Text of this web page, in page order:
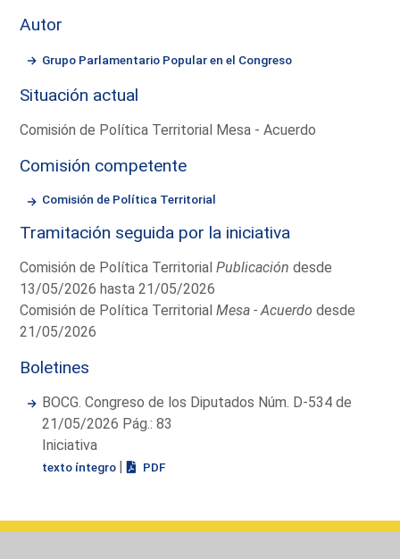
Autor
Grupo Parlamentario Popular en el Congreso
Situación actual
Comisión de Política Territorial Mesa - Acuerdo
Comisión competente
Comisión de Política Territorial
Tramitación seguida por la iniciativa
Comisión de Política TerritorialPublicación desde
13/05/2026 hasta 21/05/2026
Comisión de Política TerritorialMesa - Acuerdo desde
21/05/2026
Boletines
BOCG. Congreso de los Diputados Núm. D-534 de
21/05/2026 Pág.: 83
Iniciativa
texto íntegro | PDF